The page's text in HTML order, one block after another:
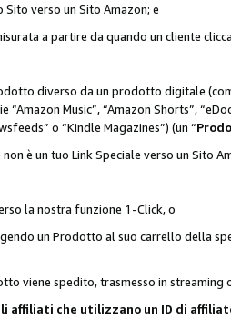
verso un Sito Amazon; e
a partire da quando un cliente
diverso da un prodotto digitale
Music”, “Amazon Shorts”,
o “Kindle Magazines”) (un “
è un tuo Link Speciale verso un Sito
la nostra funzione 1-Click, o
un Prodotto al suo carrello della
viene spedito, trasmesso in streaming
affiliati che utilizzano un ID di